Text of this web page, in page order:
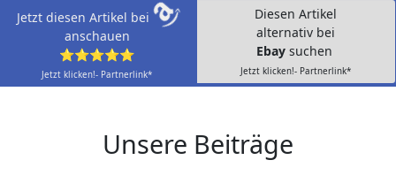
Jetzt diesen Artikel bei
anschauen
⭐⭐⭐⭐⭐
Jetzt klicken!- Partnerlink*
Diesen Artikel
alternativ bei
Ebay suchen
Jetzt klicken!- Partnerlink*
Unsere Beiträge